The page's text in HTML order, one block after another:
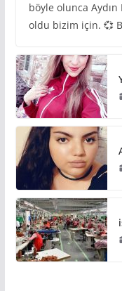
böyle olunca Aydın
oldu bizim için. 💞